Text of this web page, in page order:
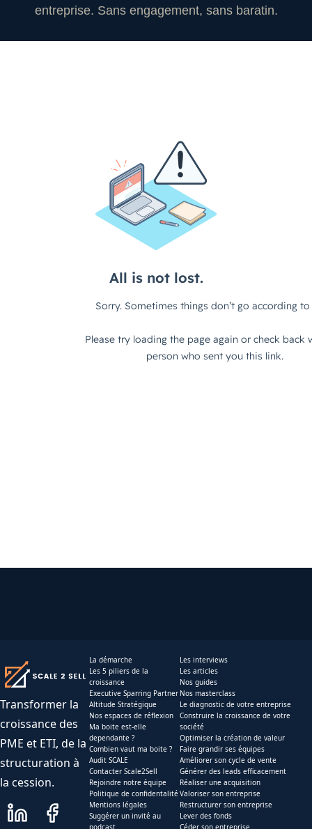
entreprise. Sans engagement, sans baratin.
Transformer la
croissance des
PME et ETI, de la
structuration à
la cession.
La démarche
Les 5 piliers de la
croissance
Executive Sparring Partner
Altitude Stratégique
Nos espaces de réflexion
Ma boite est-elle
dependante ?
Combien vaut ma boite ?
Audit SCALE
Contacter Scale2Sell
Rejoindre notre équipe
Politique de confidentalité
Mentions légales
Suggérer un invité au
Les interviews
Les articles
Nos guides
Nos masterclass
Le diagnostic de votre entreprise
Construire la croissance de votre
société
Optimiser la création de valeur
Faire grandir ses équipes
Améliorer son cycle de vente
Générer des leads efficacement
Réaliser une acquisition
Valoriser son entreprise
Restructurer son entreprise
Lever des fonds